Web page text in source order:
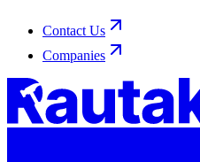
Contact Us
Companies